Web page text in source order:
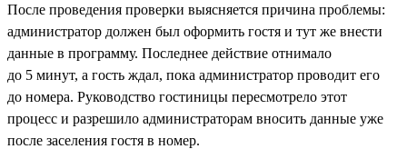
После проведения проверки выясняется причина проблемы:
администратор должен был оформить гостя и тут же внести
данные в программу. Последнее действие отнимало
до 5 минут, а гость ждал, пока администратор проводит его
до номера. Руководство гостиницы пересмотрело этот
процесс и разрешило администраторам вносить данные уже
после заселения гостя в номер.